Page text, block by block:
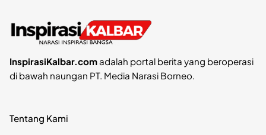
InspirasiKalbar.comadalah portal berita yang beroperasi
di bawah naungan PT. Media Narasi Borneo.
Tentang Kami